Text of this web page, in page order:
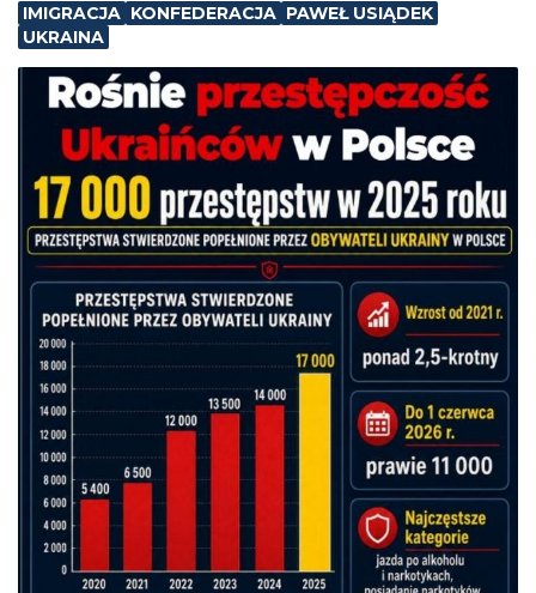
IMIGRACJA KONFEDERACJA PAWEŁ USIĄDEK
UKRAINA